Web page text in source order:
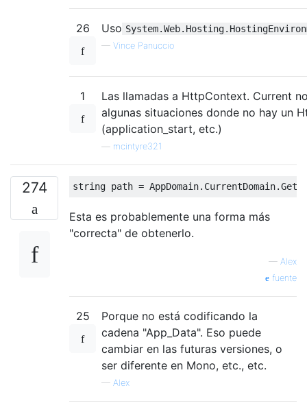
26 Uso
— Vince Panuccio
1
Las llamadas a HttpContext. Current
algunas situaciones donde no hay un
(application_start, etc.)
mcintyre321
274 string path = AppDomain. CurrentDomain.
Esta es probablemente una forma más
"correcta" de obtenerlo.
— Alex
fuente
25
Porque no está codificando la
cadena "App_Data". Eso puede
cambiar en las futuras versiones, o
ser diferente en Mono, etc., etc.
— Alex